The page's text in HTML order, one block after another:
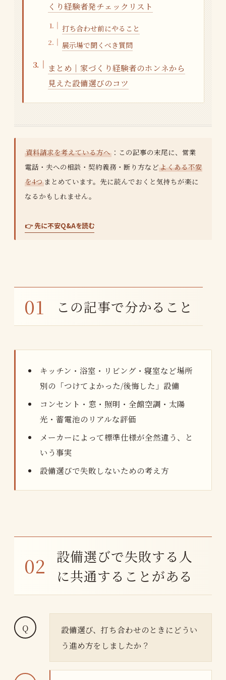
くり経験者発チェックリスト
打ち合わせ前にやること
展示場で聞くべき質問
まとめ｜家づくり経験者のホンネから
見えた設備選びのコツ
資料請求を考えている方へ ：この記事の末尾に、営業
電話・夫への相談・契約義務・断り方などよくある不安
を4つ まとめています。先に読んでおくと気持ちが楽に
なるかもしれません。
👉 先に不安Q&Aを読む
この記事で分かること
キッチン・浴室・リビング・寝室など場所
別の「つけてよかった/後悔した」設備
コンセント・窓・照明・全館空調・太陽
光・蓄電池のリアルな評価
メーカーによって標準仕様が全然違う、と
いう事実
設備選びで失敗しないための考え方
設備選びで失敗する人
に共通することがある
設備選び、打ち合わせのときにどうい
う進め方をしましたか？